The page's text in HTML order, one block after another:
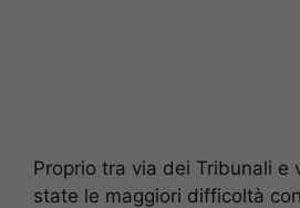
Proprio tra via dei Tribunali e
state le maggiori difficoltà